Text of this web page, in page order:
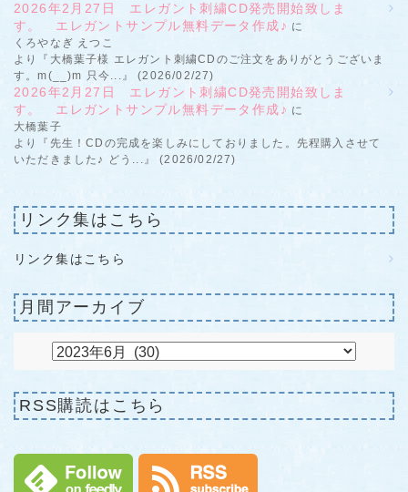
2026年2月27日 エレガント刺繍CD発売開始致しま
す。 エレガントサンプル無料データ作成♪ に
くろやなぎ えつこ
より『大橋葉子様 エレガント刺繍CDのご注文をありがとうございま
す。m(__)m 只今...』 (2026/02/27)
2026年2月27日 エレガント刺繍CD発売開始致しま
す。 エレガントサンプル無料データ作成♪ に
大橋葉子
より『先生！CDの完成を楽しみにしておりました。先程購入させて
いただきました♪ どう...』 (2026/02/27)
リンク集はこちら
リンク集はこちら
月間アーカイブ
RSS購読はこちら